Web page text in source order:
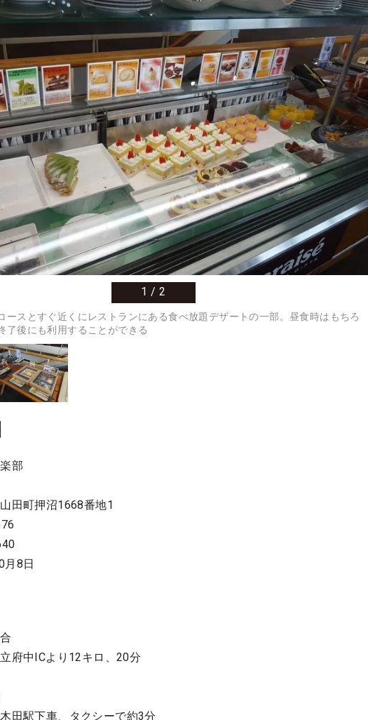
1 /2
ースとすぐ近くにレストランにある食べ放題デザートの一部。昼食時はもちろ
了後にも利用することができる
部
田町押沼1668番地1
8日
府中ICより12キロ、20分
田駅下車、タクシーで約3分